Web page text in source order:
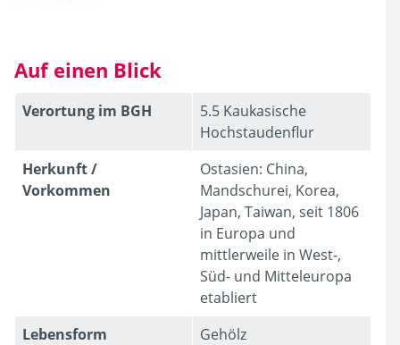
Auf einen Blick
Verortung im BGH
5.5 Kaukasische
Hochstaudenflur
Herkunft /
Vorkommen
Ostasien: China,
Mandschurei, Korea,
Japan, Taiwan, seit 1806
in Europa und
mittlerweile in West-,
Süd- und Mitteleuropa
etabliert
Lebens­form
Gehölz